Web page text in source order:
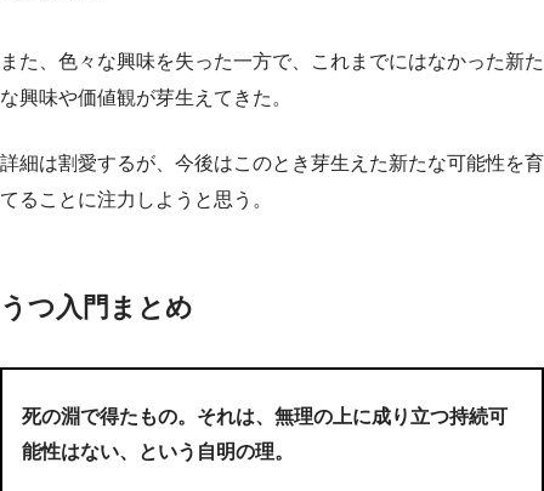
また、色々な興味を失った一方で、これまでにはなかった新た
な興味や価値観が芽生えてきた。
詳細は割愛するが、今後はこのとき芽生えた新たな可能性を育
てることに注力しようと思う。
うつ入門まとめ
死の淵で得たもの。それは、無理の上に成り立つ持続可
能性はない、という自明の理。